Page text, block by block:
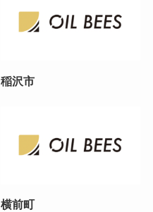
稲沢市
横前町